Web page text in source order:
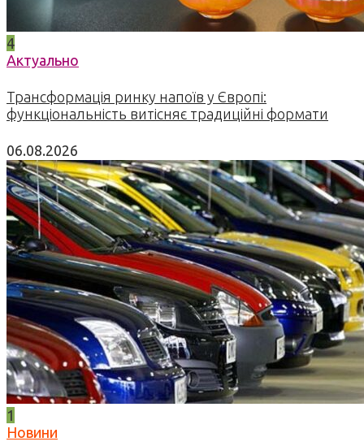
4
Актуально
Трансформація ринку напоїв у Європі:
функціональність витісняє традиційні формати
06.08.2026
1
Новини